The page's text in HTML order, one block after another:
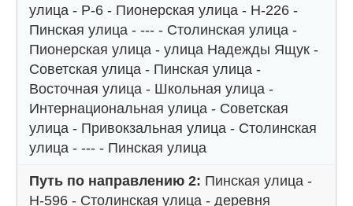
улица - Р-6 - Пионерская улица - Н-226 -
Пинская улица - --- - Столинская улица -
Пионерская улица - улица Надежды Ящук -
Советская улица - Пинская улица -
Восточная улица - Школьная улица -
Интернациональная улица - Советская
улица - Привокзальная улица - Столинская
улица - --- - Пинская улица
Путь по направлению 2: Пинская улица -
Н-596 - Столинская улица - деревня